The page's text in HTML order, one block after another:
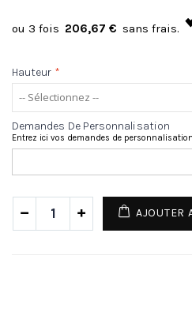
206,67 €
Hauteur *
Demandes De Personnalisation
Entrez ici vos demandes de personnalisation
AJOUTER